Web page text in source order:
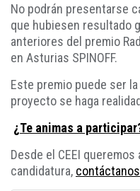
No podrán presentarse
que hubiesen resultado
anteriores del premio
en Asturias SPINOFF.
Este premio puede ser
proyecto se haga
¿Te animas a
Desde el CEEI
candidatura, contáctanos